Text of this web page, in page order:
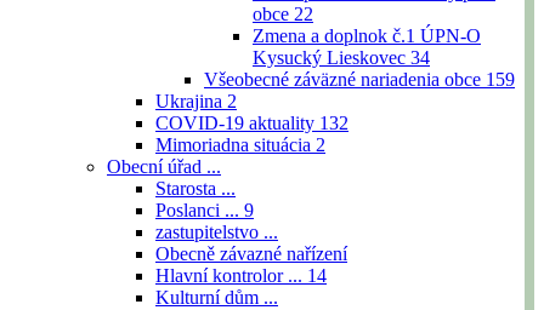
obce 22
Zmena a doplnok č.1 ÚPN-O
Kysucký Lieskovec 34
Všeobecné záväzné nariadenia obce 159
Ukrajina 2
COVID-19 aktuality 132
Mimoriadna situácia 2
Obecní úřad ...
Starosta ...
Poslanci ... 9
zastupitelstvo ...
Obecně závazné nařízení
Hlavní kontrolor ... 14
Kulturní dům ...